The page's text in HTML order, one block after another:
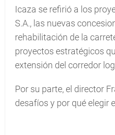
Icaza se refirió a los
S.A., las nuevas
rehabilitación de la
proyectos estratégicos
extensión del corredor
Por su parte, el director
desafíos y por qué elegir